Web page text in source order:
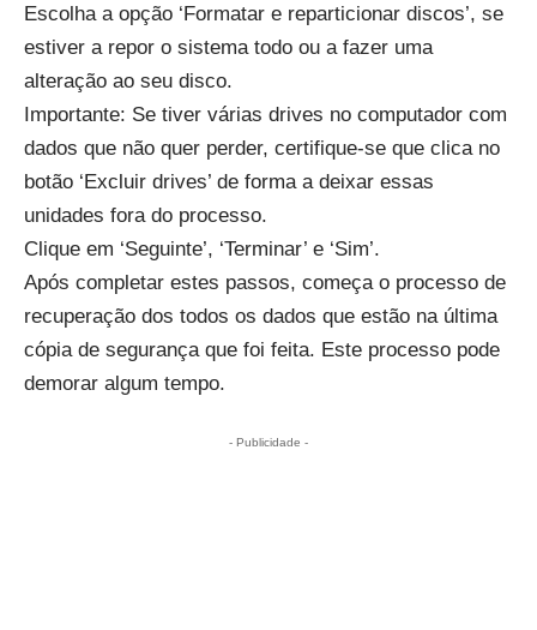
Escolha a opção ‘Formatar e reparticionar discos’, se
estiver a repor o sistema todo ou a fazer uma
alteração ao seu disco.
Importante: Se tiver várias drives no computador com
dados que não quer perder, certifique-se que clica no
botão ‘Excluir drives’ de forma a deixar essas
unidades fora do processo.
Clique em ‘Seguinte’, ‘Terminar’ e ‘Sim’.
Após completar estes passos, começa o processo de
recuperação dos todos os dados que estão na última
cópia de segurança que foi feita. Este processo pode
demorar algum tempo.
- Publicidade -